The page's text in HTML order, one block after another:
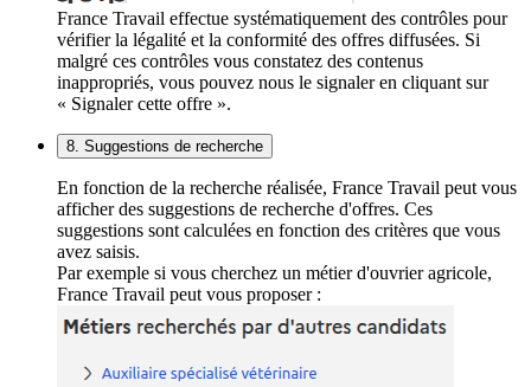
France Travail effectue systématiquement des contrôles pour
vérifier la légalité et la conformité des offres diffusées. Si
malgré ces contrôles vous constatez des contenus
inappropriés, vous pouvez nous le signaler en cliquant sur
« Signaler cette offre ».
8. Suggestions de recherche
En fonction de la recherche réalisée, France Travail peut vous
afficher des suggestions de recherche d'offres. Ces
suggestions sont calculées en fonction des critères que vous
avez saisis.
Par exemple si vous cherchez un métier d'ouvrier agricole,
France Travail peut vous proposer :